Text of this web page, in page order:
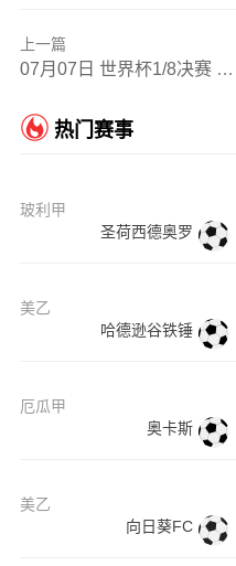
上一篇
07月07日 世界杯1/8决赛 葡萄牙vs西班牙 全场录像
热门赛事
玻利甲
圣荷西德奥罗
美乙
哈德逊谷铁锤
厄瓜甲
奥卡斯
美乙
向日葵FC